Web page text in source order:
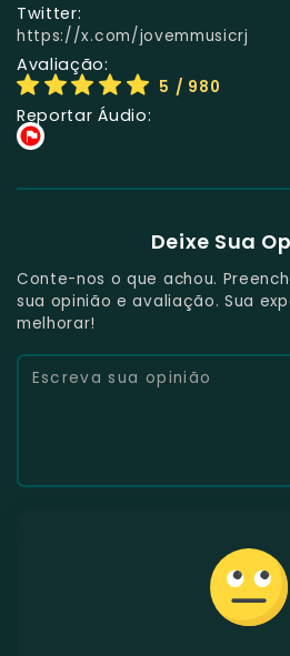
Twitter:
https://x.com/jovemmusicrj
Avaliação:
5 / 980
Reportar Áudio:
Deixe Sua
Conte-nos o que achou.
sua opinião e avaliação. Sua
melhorar!